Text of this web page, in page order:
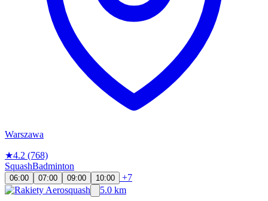
Warszawa
★4.2 (768)
SquashBadminton
06:00 07:00 09:00 10:00
+7
5.0 km